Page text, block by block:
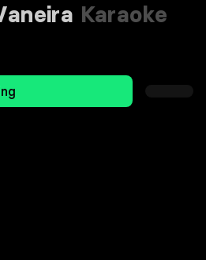
Karaoke